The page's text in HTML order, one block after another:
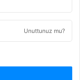
Unuttunuz mu?